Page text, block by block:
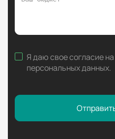
Я даю свое согласие на
персональных данных.